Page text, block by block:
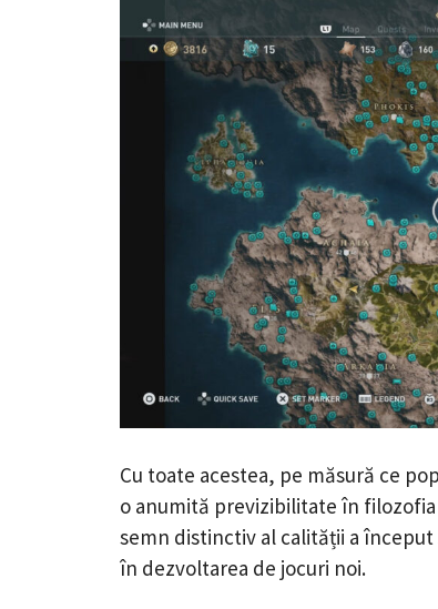
Cu toate acestea, pe măsură ce
o anumită previzibilitate în filozofia
semn distinctiv al calității a
în dezvoltarea de jocuri noi.